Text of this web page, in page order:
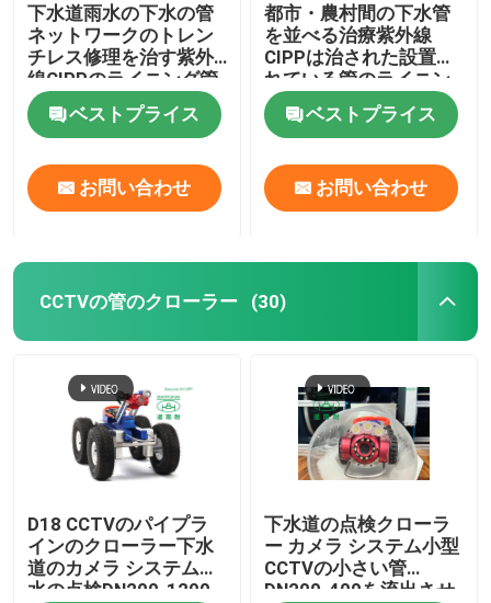
下水道雨水の下水の管
ネットワークのトレン
チレス修理を治す紫外
線CIPPのライニング管
ベストプライス
お問い合わせ
都市・農村間の下水管
を並べる治療紫外線
CIPPは治された設置さ
れている管のライニン
グ プロセスを修理する
ベストプライス
お問い合わせ
CCTVの管のクローラー (30)
D18 CCTVのパイプラ
インのクローラー下水
道のカメラ システム排
水の点検DN200-1200
下水道の点検クローラ
ー カメラ システム小型
CCTVの小さい管
DN200-400を流出させ